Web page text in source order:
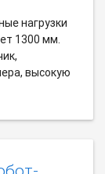
нагрузки
1300 мм.
высокую